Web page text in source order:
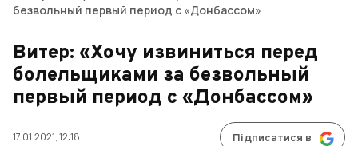
безвольный первый период с «Донбассом»
Витер: «Хочу извиниться перед
болельщиками за безвольный
первый период с «Донбассом»
17.01.2021, 12:18 Підписатися в